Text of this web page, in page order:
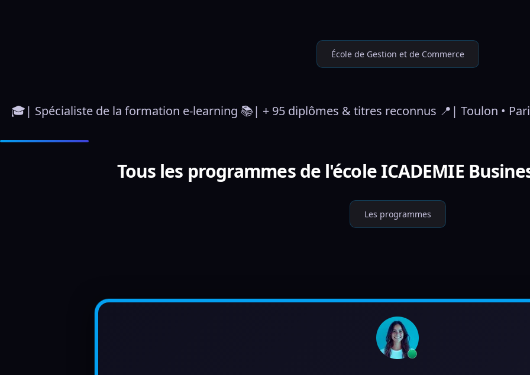
École de Gestion et de Commerce
🎓| Spécialiste de la formation e-learning 📚| + 95 diplômes & titres reconnus 📍| Toulon •
Tous les programmes de l'école ICADEMIE
Les programmes